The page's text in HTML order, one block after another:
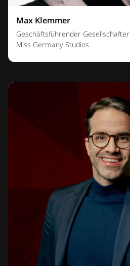
Max Klemmer
Geschäftsführender Gesellschafter
Miss Germany Studios